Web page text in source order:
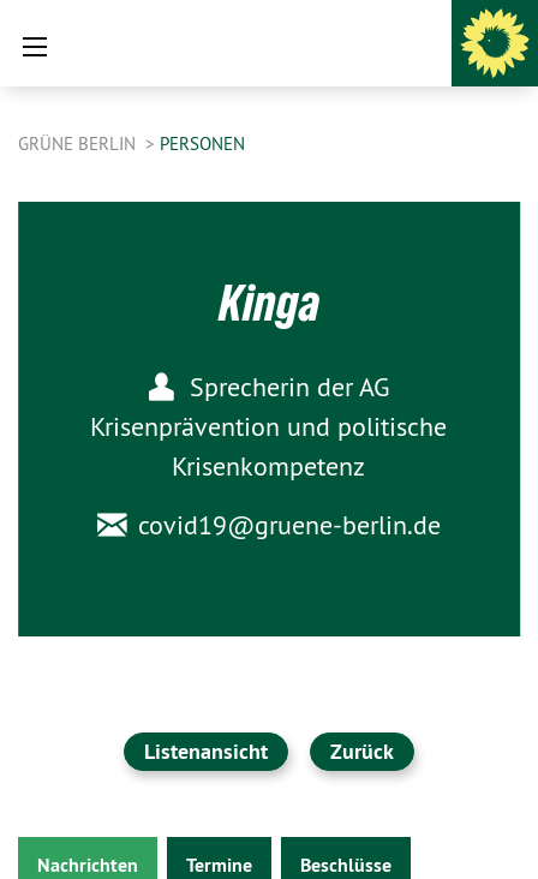
GRÜNE BERLIN PERSONEN
Kinga
Sprecherin der AG
Krisenprävention und politische
Krisenkompetenz
covid19@gruene-berlin.de
Listenansicht Zurück
Nachrichten Termine Beschlüsse